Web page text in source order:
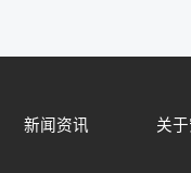
新闻资讯 关